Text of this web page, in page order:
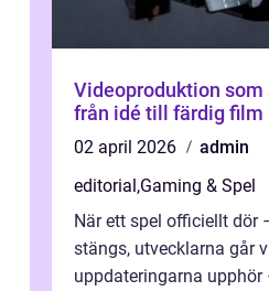
Videoproduktion
från idé till färdig film
02 april 2026
admin
editorial,Gaming & Spel
När ett spel officiellt dör
stängs, utvecklarna går
uppdateringarna